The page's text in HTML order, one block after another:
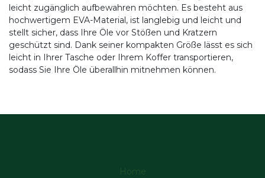
leicht zugänglich aufbewahren möchten. Es besteht aus
hochwertigem EVA-Material, ist langlebig und leicht und
stellt sicher, dass Ihre Öle vor Stößen und Kratzern
geschützt sind. Dank seiner kompakten Größe lässt es sich
leicht in Ihrer Tasche oder Ihrem Koffer transportieren,
sodass Sie Ihre Öle überallhin mitnehmen können.
Home